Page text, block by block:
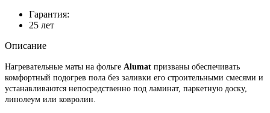
Гарантия:
25 лет
Описание
Нагревательные маты на фольге Alumat призваны обеспечивать
комфортный подогрев пола без заливки его строительными смесями и
устанавливаются непосредственно под ламинат, паркетную доску,
линолеум или ковролин.